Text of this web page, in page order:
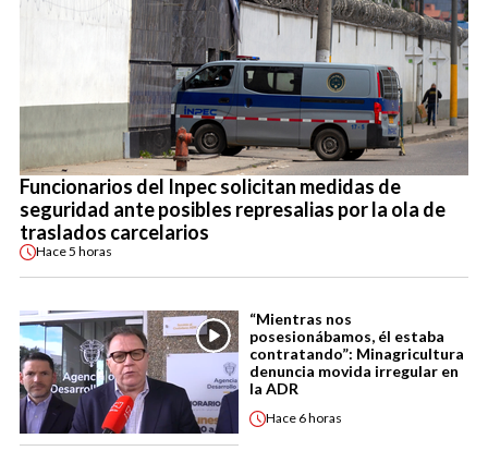
Funcionarios del Inpec solicitan medidas de
seguridad ante posibles represalias por la ola de
traslados carcelarios
Hace5 horas
“Mientras nos
posesionábamos, él estaba
contratando”: Minagricultura
denuncia movida irregular en
la ADR
Hace 6 horas